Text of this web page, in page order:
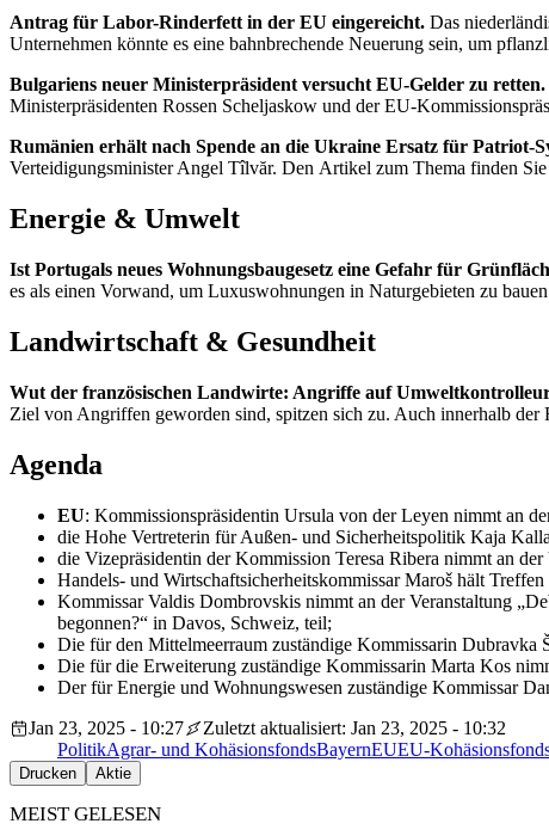
Antrag für Labor-Rinderfett in der EU eingereicht. Das
Unternehmen könnte es eine bahnbrechende Neuerung sein, um
Bulgariens neuer Ministerpräsident versucht EU-Gelder zu retten.
Ministerpräsidenten Rossen Scheljaskow und der EU-
Rumänien erhält nach Spende an die Ukraine Ersatz für Patriot-
Verteidigungsminister Angel Tîlvăr. Den Artikel zum Thema finden Sie
Energie & Umwelt
Ist Portugals neues Wohnungsbaugesetz eine Gefahr für
es als einen Vorwand, um Luxuswohnungen in Naturgebieten zu
Landwirtschaft & Gesundheit
Wut der französischen Landwirte: Angriffe auf
Ziel von Angriffen geworden sind, spitzen sich zu. Auch innerhalb
Agenda
EU: Kommissionspräsidentin Ursula von der Leyen nimmt an
die Hohe Vertreterin für Außen- und Sicherheitspolitik Kaja
die Vizepräsidentin der Kommission Teresa Ribera nimmt an
Handels- und Wirtschaftsicherheitskommissar Maroš hält
Kommissar Valdis Dombrovskis nimmt an der Veranstaltung
begonnen?“ in Davos, Schweiz, teil;
Die für den Mittelmeerraum zuständige Kommissarin
Die für die Erweiterung zuständige Kommissarin Marta Kos
Der für Energie und Wohnungswesen zuständige Kommissar
Jan 23, 2025 - 10:27
Zuletzt aktualisiert: Jan 23, 2025 - 10:32
PolitikAgrar- und KohäsionsfondsBayernEUEU-
Drucken Aktie
MEIST GELESEN